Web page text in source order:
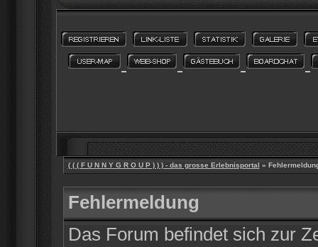
( ( ( F U N N Y G R O U P ) ) ) - das grosse Erlebnisportal »
Fehlermeldung
Das Forum befindet sich zur